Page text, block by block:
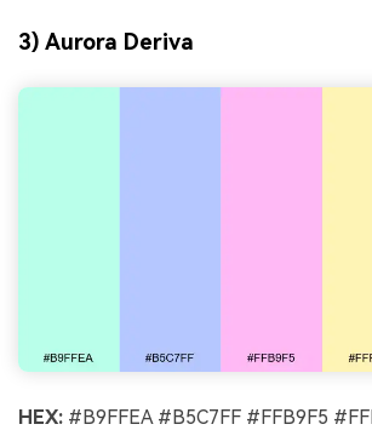
3) Aurora Deriva
HEX: #B9FFEA #B5C7FF #FFB9F5